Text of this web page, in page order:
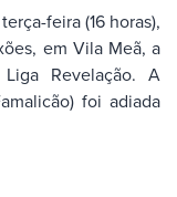
feira (16 horas),
em Vila Meã, a
Revelação. A
foi adiada